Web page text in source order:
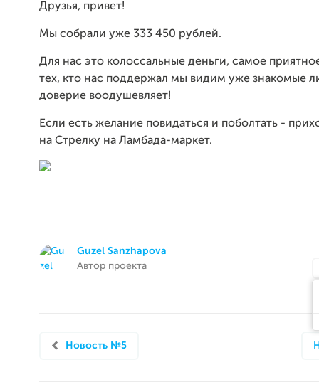
Друзья, привет!
Мы собрали уже 333 450 рублей.
Для нас это колоссальные деньги, самое
тех, кто нас поддержал мы видим уже знакомые
доверие воодушевляет!
Если есть желание повидаться и поболтать -
на Стрелку на Ламбада-маркет.
Guzel Sanzhapova
Автор проекта
Новость №5